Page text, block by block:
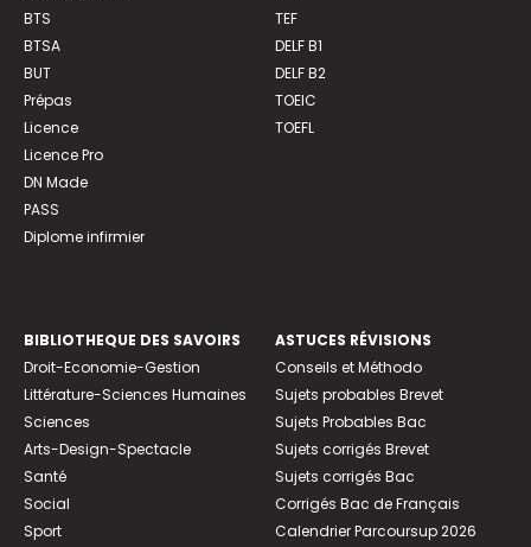
BTS
BTSA
BUT
Prépas
Licence
Licence Pro
DN Made
PASS
Diplome infirmier
TEF
DELF B1
DELF B2
TOEIC
TOEFL
BIBLIOTHEQUE DES SAVOIRS
Droit-Economie-Gestion
Littérature-Sciences Humaines
Sciences
Arts-Design-Spectacle
Santé
Social
Sport
ASTUCES RÉVISIONS
Conseils et Méthodo
Sujets probables Brevet
Sujets Probables Bac
Sujets corrigés Brevet
Sujets corrigés Bac
Corrigés Bac de Français
Calendrier Parcoursup 2026